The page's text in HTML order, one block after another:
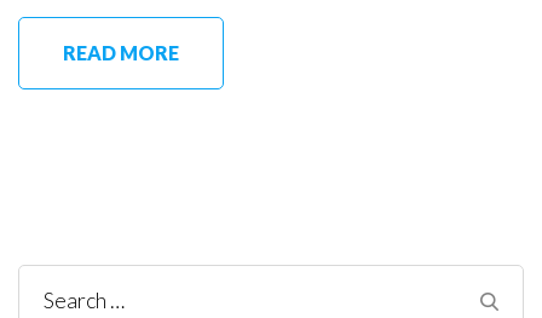
READ MORE
Search